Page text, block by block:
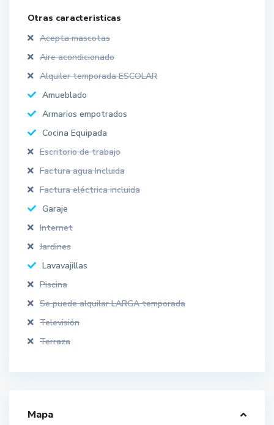
Otras caracteristicas
Acepta mascotas
Aire acondicionado
Alquiler temporada ESCOLAR
Amueblado
Armarios empotrados
Cocina Equipada
Escritorio de trabajo
Factura agua Incluida
Factura eléctrica incluida
Garaje
Internet
Jardines
Lavavajillas
Piscina
Se puede alquilar LARGA temporada
Televisión
Terraza
Mapa